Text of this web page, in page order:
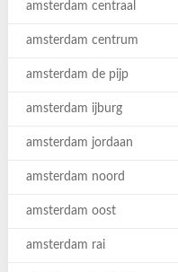
amsterdam centraal
amsterdam centrum
amsterdam de pijp
amsterdam ijburg
amsterdam jordaan
amsterdam noord
amsterdam oost
amsterdam rai